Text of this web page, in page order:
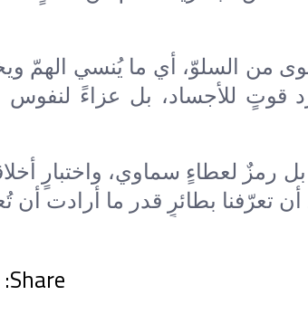
من السلوّ، أي ما يُنسي الهمّ
قوتٍ للأجساد، بل عزاءً
لعطاءٍ سماوي، واختبارٍ
تعرّفنا بطائرٍ قدر ما أرادت أن
Share: